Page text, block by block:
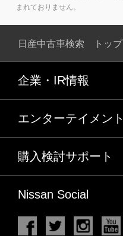
まれておりません。
日産中古車検索 トップ
企業・IR情報
エンターテイメント
購入検討サポート
Nissan Social